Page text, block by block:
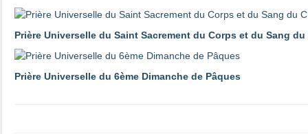
Prière Universelle du Saint Sacrement du Corps et du Sang
Prière Universelle du 6ème Dimanche de Pâques